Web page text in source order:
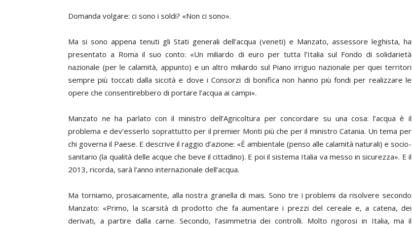
Domanda volgare: ci sono i soldi? «Non ci sono».
Ma si sono appena tenuti gli Stati generali dell’acqua (veneti) e Manzato, assessore leghista, ha
presentato a Roma il suo conto: «Un miliardo di euro per tutta l’Italia sul Fondo di solidarietà
nazionale (per le calamità, appunto) e un altro miliardo sul Piano irriguo nazionale per quei territori
sempre più toccati dalla siccità e dove i Consorzi di bonifica non hanno più fondi per realizzare le
opere che consentirebbero di portare l’acqua ai campi».
Manzato ne ha parlato con il ministro dell’Agricoltura per concordare su una cosa: l’acqua è il
problema e dev’esserlo soprattutto per il premier Monti più che per il ministro Catania. Un tema per
chi governa il Paese. E descrive il raggio d’azione: «È ambientale (penso alle calamità naturali) e socio-
sanitario (la qualità delle acque che beve il cittadino). E poi il sistema Italia va messo in sicurezza». E il
2013, ricorda, sarà l’anno internazionale dell’acqua.
Ma torniamo, prosaicamente, alla nostra granella di mais. Sono tre i problemi da risolvere secondo
Manzato: «Primo, la scarsità di prodotto che fa aumentare i prezzi del cereale e, a catena, dei
derivati, a partire dalla carne. Secondo, l’asimmetria dei controlli. Molto rigorosi in Italia, ma il